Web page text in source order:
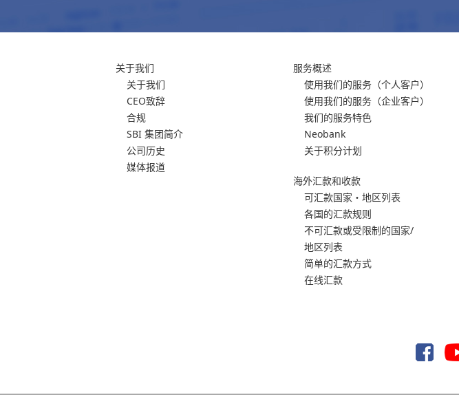
关于我们
关于我们
CEO致辞
合规
SBI 集团简介
公司历史
媒体报道
服务概述
使用我们的服务 （个人客户）
使用我们的服务 （企业客户）
我们的服务特色
Neobank
关于积分计划
海外汇款和收款
可汇款国家・地区列表
各国的汇款规则
不可汇款或受限制的国家/
地区列表
简单的汇款方式
在线汇款